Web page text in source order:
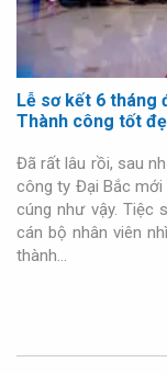
Lễ sơ kết 6 tháng
Thành công tốt
Đã rất lâu rồi, sau
công ty Đại Bắc
cúng như vậy. Tiệc
cán bộ nhân viên
thành…